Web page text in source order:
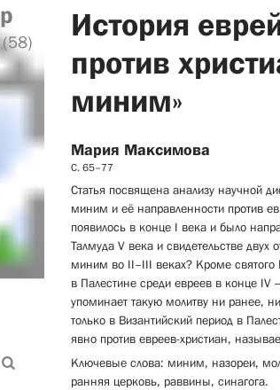
История
против
миним»
Мария Максимова
С. 65–77
Статья посвящена анализу научной
миним и её направленности против
появилось в конце I века и было
Талмуда V века и свидетельстве
миним во II–III веках? Кроме
в Палестине среди евреев в конце IV
упоминает такую молитву ни ранее,
только в Византийский период в
явно против евреев-христиан,
Ключевые слова: миним, назореи,
ранняя церковь, раввины, синагога.